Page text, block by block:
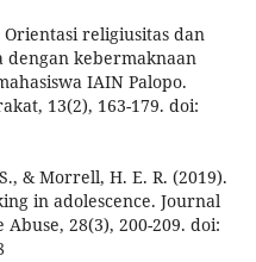
Orientasi religiusitas dan
kebermaknaan
IAIN Palopo.
13(2), 163-179. doi:
& Morrell, H. E. R. (2019).
in adolescence. Journal
28(3), 200-209. doi: